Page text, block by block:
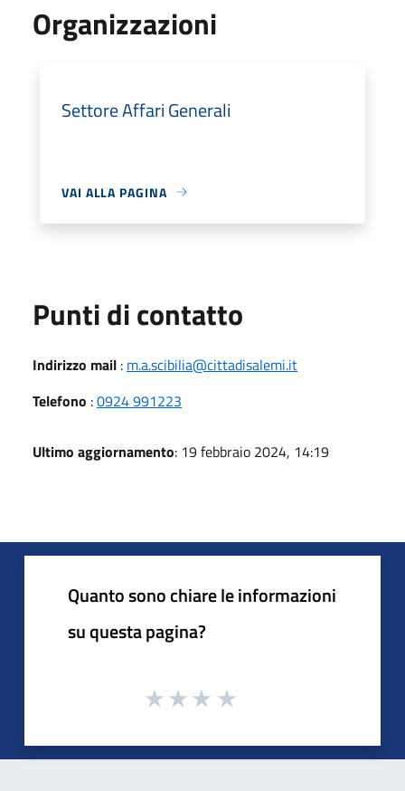
Organizzazioni
Settore Affari Generali
VAI ALLA PAGINA
Punti di contatto
Indirizzo mail : m.a.scibilia@cittadisalemi.it
Telefono :0924 991223
Ultimo aggiornamento: 19 febbraio 2024, 14:19
Quanto sono chiare le informazioni
su questa pagina?